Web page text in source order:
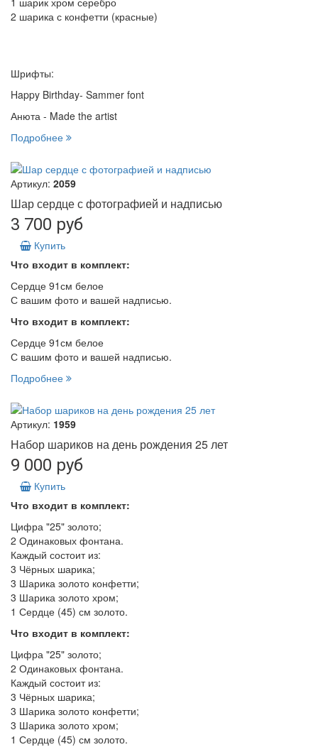
2 шарика с конфетти (красные)
Шрифты:
Happy Birthday- Sammer font
Анюта - Made the artist
Подробнее
Артикул: 2059
Шар сердце с фотографией и надписью
3 700 руб
Купить
Что входит в комплект:
Сердце 91см белое
С вашим фото и вашей надписью.
Что входит в комплект:
Сердце 91см белое
С вашим фото и вашей надписью.
Подробнее
Артикул: 1959
Набор шариков на день рождения 25 лет
9 000 руб
Купить
Что входит в комплект:
Цифра "25" золото;
2 Одинаковых фонтана.
Каждый состоит из:
3 Чёрных шарика;
3 Шарика золото конфетти;
3 Шарика золото хром;
1 Сердце (45) см золото.
Что входит в комплект:
Цифра "25" золото;
2 Одинаковых фонтана.
Каждый состоит из:
3 Чёрных шарика;
3 Шарика золото конфетти;
3 Шарика золото хром;
1 Сердце (45) см золото.